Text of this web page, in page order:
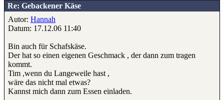
Re: Gebackener Käse
Autor: Hannah
Datum: 17.12.06 11:40
Bin auch für Schafskäse.
Der hat so einen eigenen Geschmack , der dann zum tragen
kommt.
Tim ,wenn du Langeweile hast ,
wäre das nicht mal etwas?
Kannst mich dann zum Essen einladen.